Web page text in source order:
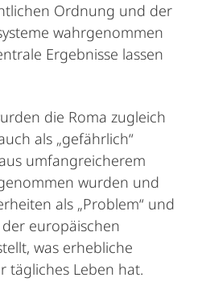
Ordnung und der
wahrgenommen
Ergebnisse lassen
die Roma zugleich
als „gefährlich“
umfangreicherem
wurden und
als „Problem“ und
der europäischen
was erhebliche
tägliches Leben hat.